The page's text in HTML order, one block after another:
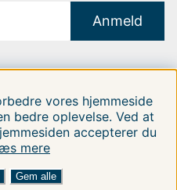
SORTER EFTER:
Anmeld
medier.
vores hjemmeside
bedre oplevelse. Ved at
accepterer du
mere
Gem alle